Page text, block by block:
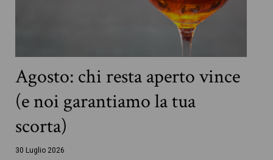
Agosto: chi resta aperto vince
(e noi garantiamo la tua
scorta)
30 Luglio 2026